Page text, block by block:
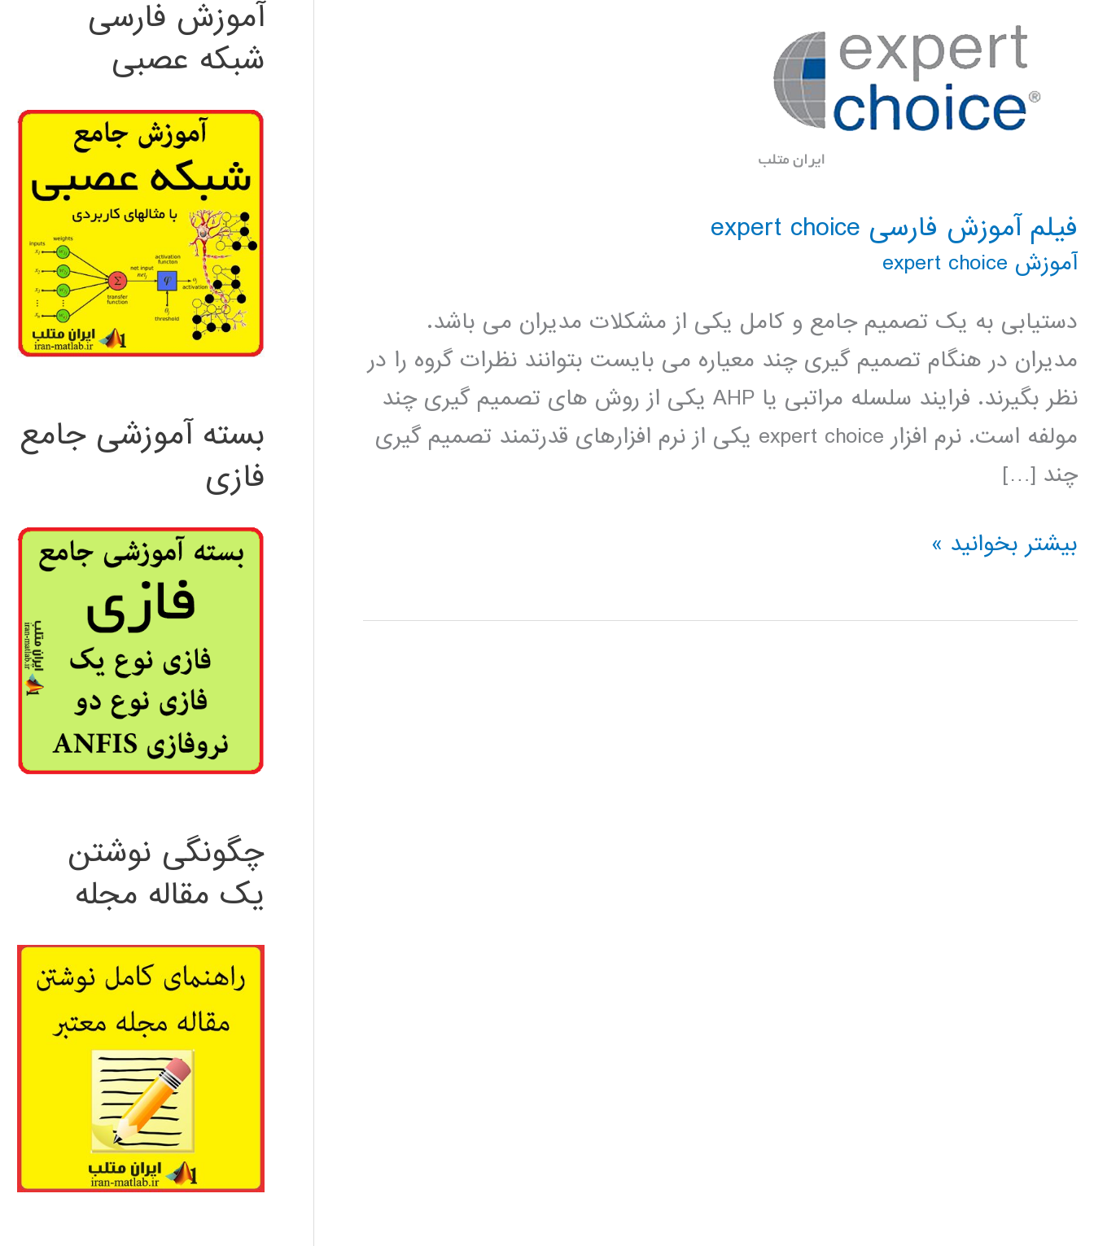
فیلم آموزش فارسی expert choice
آموزش expert choice
دستیابی به یک تصمیم جامع و کامل یکی از مشکلات مدیران می باشد.
مدیران در هنگام تصمیم گیری چند معیاره می بایست بتوانند نظرات گروه را در
نظر بگیرند. فرایند سلسله مراتبی یا AHP یکی از روش های تصمیم گیری چند
مولفه است. نرم افزار expert choice یکی از نرم افزارهای قدرتمند تصمیم گیری
چند […]
فیلم
فارسی
بیشتر بخوانید »
آموزش فارسی
شبکه عصبی
بسته آموزشی جامع
فازی
چگونگی نوشتن
یک مقاله مجله